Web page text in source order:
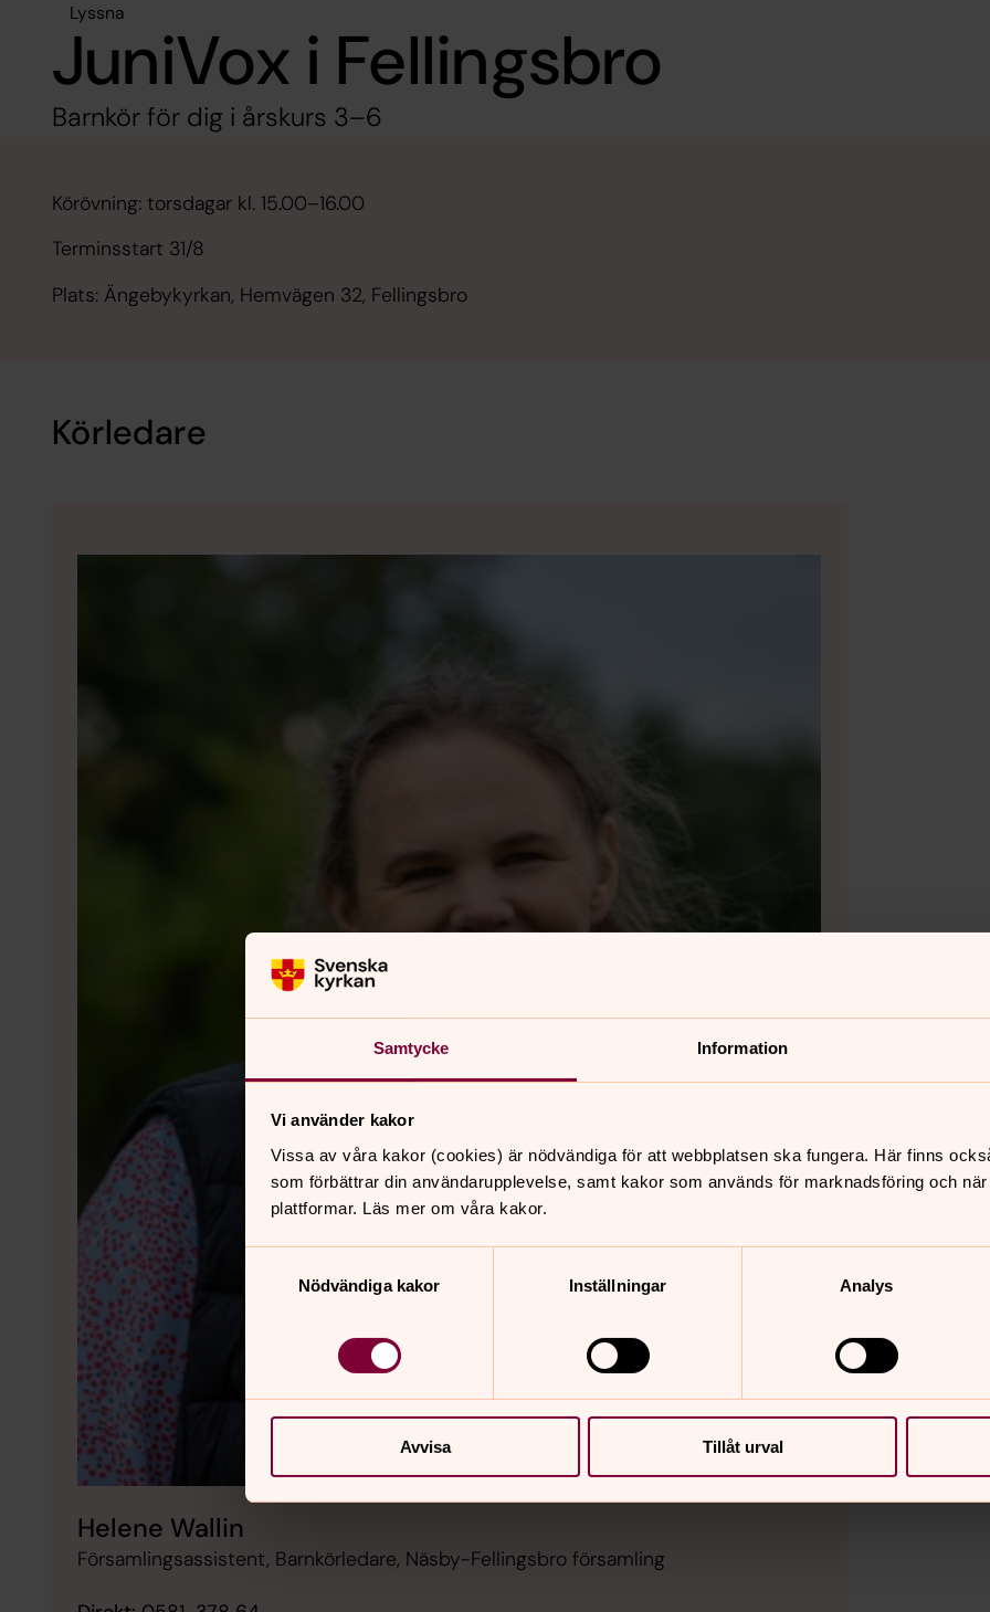
Samtycke Information
Vi använder kakor
Vissa av våra kakor (cookies) är nödvändiga för att webbplatsen ska fungera. Här finns
som förbättrar din användarupplevelse, samt kakor som används för marknadsföring och
plattformar. Läs mer om våra kakor.
Nödvändiga kakor
Inställningar Analys
Avvisa Tillåt urval
Lyssna
JuniVox i Fellingsbro
Barnkör för dig i årskurs 3–6
Körövning: torsdagar kl. 15.00–16.00
Terminsstart 31/8
Plats: Ängebykyrkan, Hemvägen 32, Fellingsbro
Körledare
Helene Wallin
Församlingsassistent, Barnkörledare, Näsby-Fellingsbro församling